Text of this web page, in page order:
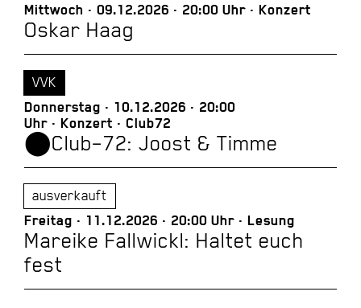
Mittwoch 09.12.2026 20:00 Uhr Konzert
Oskar Haag
Donnerstag 10.12.2026
20:00
Uhr
Konzert Club72
⬤Club–72: Joost & Timme
VVK
Freitag 11.12.2026 20:00 Uhr Lesung
Mareike Fallwickl: Haltet euch
fest
ausverkauft